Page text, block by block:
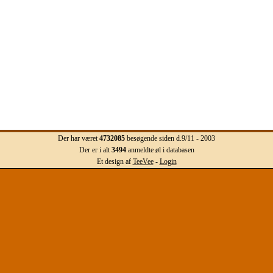
Der har været4732085besøgende siden d.9/11 - 2003
Der er i alt3494anmeldte øl i databasen
Et design af TeeVee- Login